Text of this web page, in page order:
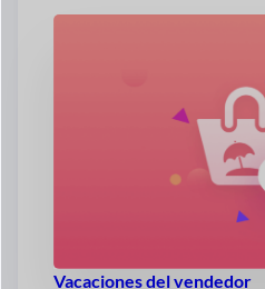
Vacaciones del vendedor